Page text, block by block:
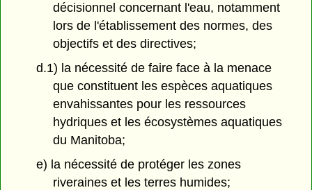
décisionnel concernant l'eau, notamment
lors de l'établissement des normes, des
objectifs et des directives;
d.1) la nécessité de faire face à la menace
que constituent les espèces aquatiques
envahissantes pour les ressources
hydriques et les écosystèmes aquatiques
du Manitoba;
e) la nécessité de protéger les zones
riveraines et les terres humides;